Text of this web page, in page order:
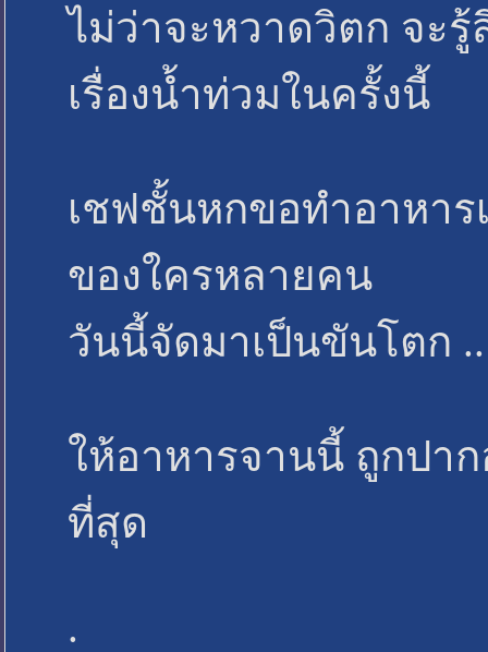
ไม่ว่าจะหวาดวิตก จะ
เรื่องน้ำท่วมในครั้งนี้
เชฟชั้นหกขอทำอาหา
ของใครหลายคน
วันนี้จัดมาเป็นขันโตก
ให้อาหารจานนี้ ถูกปา
ที่สุด
.